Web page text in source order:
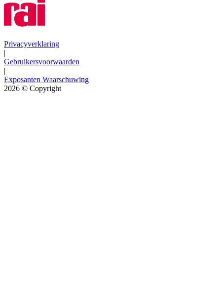
Privacyverklaring
|
Gebruikersvoorwaarden
|
Exposanten Waarschuwing
2026 © Copyright